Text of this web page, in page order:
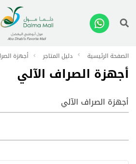
الصفحة الرئيسية دليل المتاجر أجهزة
أجهزة الصراف الآلي